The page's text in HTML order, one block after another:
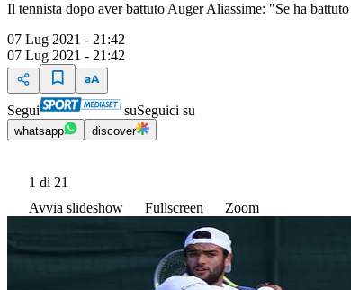
Il tennista dopo aver battuto Auger Aliassime: "Se ha
07 Lug 2021 - 21:42
07 Lug 2021 - 21:42
Segui suSeguici su
whatsapp discover
1 di 21
Avvia slideshow
Fullscreen Zoom